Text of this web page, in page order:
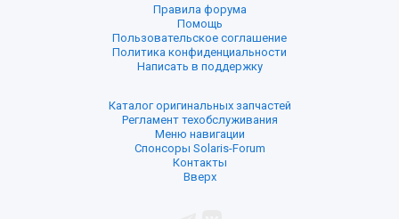
Правила форума
Помощь
Пользовательское соглашение
Политика конфиденциальности
Написать в поддержку
Каталог оригинальных запчастей
Регламент техобслуживания
Меню навигации
Спонсоры Solaris-Forum
Контакты
Вверх